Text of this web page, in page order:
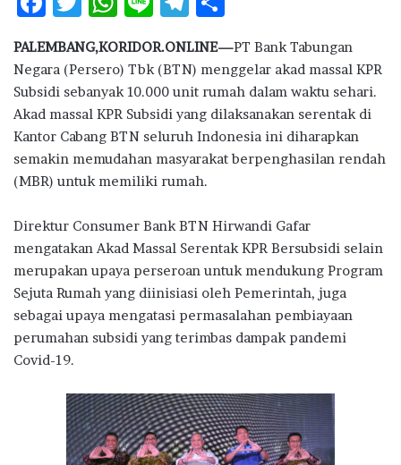
e
b
o
o
k
it
te
r
at
s
A
p
p
e e
g
ra
m
ar
e
PALEMBANG,KORIDOR.ONLINE—PT Bank Tabungan
Negara (Persero) Tbk (BTN) menggelar akad massal KPR
Subsidi sebanyak 10.000 unit rumah dalam waktu sehari.
Akad massal KPR Subsidi yang dilaksanakan serentak di
Kantor Cabang BTN seluruh Indonesia ini diharapkan
semakin memudahan masyarakat berpenghasilan rendah
(MBR) untuk memiliki rumah.
Direktur Consumer Bank BTN Hirwandi Gafar
mengatakan Akad Massal Serentak KPR Bersubsidi selain
merupakan upaya perseroan untuk mendukung Program
Sejuta Rumah yang diinisiasi oleh Pemerintah, juga
sebagai upaya mengatasi permasalahan pembiayaan
perumahan subsidi yang terimbas dampak pandemi
Covid-19.